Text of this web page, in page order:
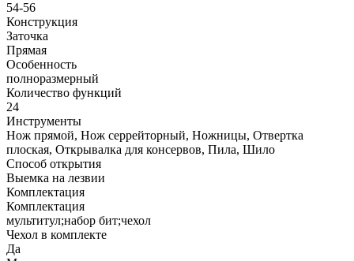
54-56
Конструкция
Заточка
Прямая
Особенность
полноразмерный
Количество функций
24
Инструменты
Нож прямой, Нож серрейторный, Ножницы, Отвертка
плоская, Открывалка для консервов, Пила, Шило
Способ открытия
Выемка на лезвии
Комплектация
Комплектация
мультитул;набор бит;чехол
Чехол в комплекте
Да